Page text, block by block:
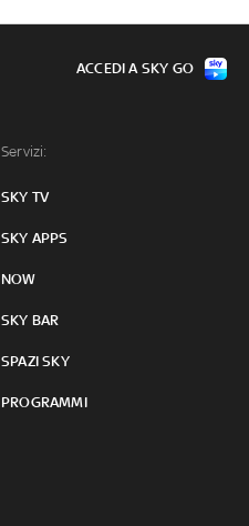
Servizi:
SKY TV
SKY APPS
NOW
SKY BAR
SPAZI SKY
PROGRAMMI
ACCEDI A SKY GO